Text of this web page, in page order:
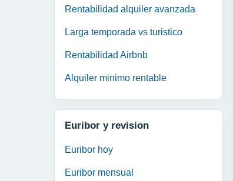
Rentabilidad alquiler avanzada
Larga temporada vs turistico
Rentabilidad Airbnb
Alquiler minimo rentable
Euribor y revision
Euribor hoy
Euribor mensual